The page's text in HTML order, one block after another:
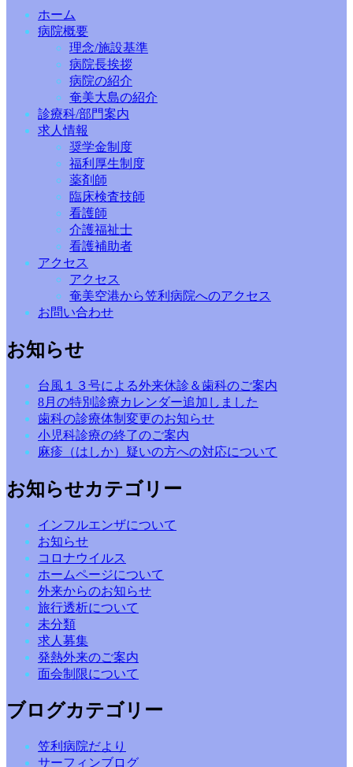
ホーム
病院概要
理念/施設基準
病院長挨拶
病院の紹介
奄美大島の紹介
診療科/部門案内
求人情報
奨学金制度
福利厚生制度
薬剤師
臨床検査技師
看護師
介護福祉士
看護補助者
アクセス
アクセス
奄美空港から笠利病院へのアクセス
お問い合わせ
お知らせ
台風１３号による外来休診＆歯科のご案内
8月の特別診療カレンダー追加しました
歯科の診療体制変更のお知らせ
小児科診療の終了のご案内
麻疹（はしか）疑いの方への対応について
お知らせカテゴリー
インフルエンザについて
お知らせ
コロナウイルス
ホームページについて
外来からのお知らせ
旅行透析について
未分類
求人募集
発熱外来のご案内
面会制限について
ブログカテゴリー
笠利病院だより
サーフィンブログ